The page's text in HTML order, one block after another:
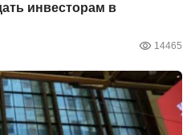
инвесторам в
14465